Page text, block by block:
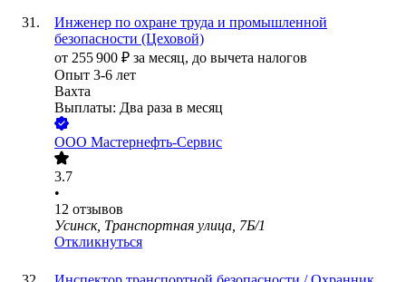
Инженер по охране труда и промышленной
безопасности (Цеховой)
от 255 900 ₽ за месяц, до вычета налогов
Опыт 3-6 лет
Вахта
Выплаты: Два раза в месяц
ООО Мастернефть-Сервис
3.7
•
12 отзывов
Усинск, Транспортная улица, 7Б/1
Откликнуться